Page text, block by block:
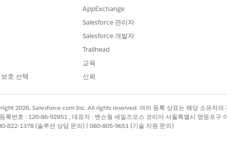
호 선택
AppExchange
Salesforce 관리자
Salesforce 개발자
Trailhead
교육
신뢰
2026, Salesforce.com Inc. All rights reserved. 여러 등록 상표는 해당 소유자의
록번호 : 120-86-92851 , 대표자 : 벤슨웡 세일즈포스 코리아 서울특별시 영등포
822-1378 (솔루션 상담 문의) | 080-805-9651 (기술 지원 문의)